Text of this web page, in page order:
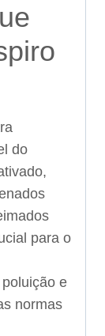
do
para o
e
normas